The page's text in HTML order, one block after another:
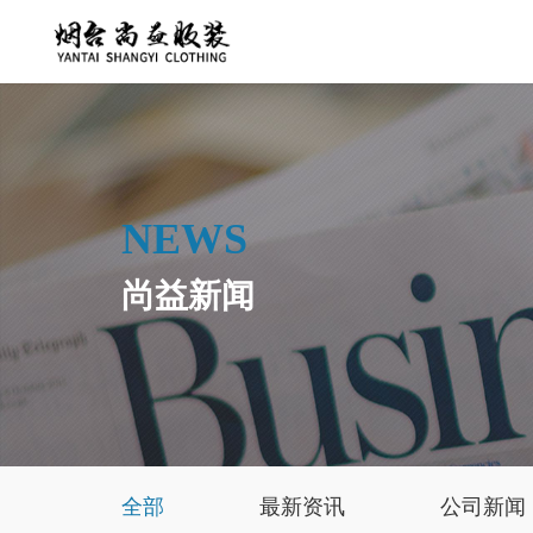
NEWS
尚益新闻
全部 最新资讯 公司新闻